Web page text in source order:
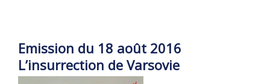
Emission du 18 août 2016
L’insurrection de Varsovie